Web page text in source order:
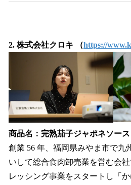
2. 株式会社クロキ （https://
商品名：完熟茄子ジャポネソース
創業 56 年、福岡県みやま市で九
いして総合食肉卸売業を営む会
レッシング事業をスタートし「